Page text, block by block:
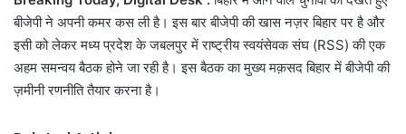
बीजेपी ने अपनी कमर कस ली है। इस बार बीजेपी की खास नज़र बिहार पर है और
इसी को लेकर मध्य प्रदेश के जबलपुर में राष्ट्रीय स्वयंसेवक संघ (RSS) की एक
अहम समन्वय बैठक होने जा रही है। इस बैठक का मुख्य मक़सद बिहार में बीजेपी की
ज़मीनी रणनीति तैयार करना है।